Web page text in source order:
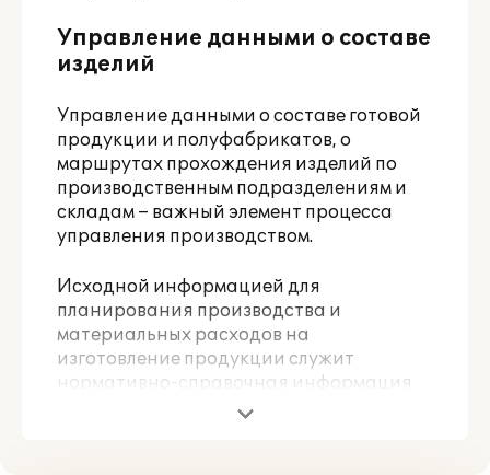
Управление данными о составе
изделий
Управление данными о составе готовой
продукции и полуфабрикатов, о
маршрутах прохождения изделий по
производственным подразделениям и
складам – важный элемент процесса
управления производством.
Исходной информацией для
планирования производства и
материальных расходов на
изготовление продукции служит
нормативно-справочная информация
(НСИ) об изделии. Основным средством